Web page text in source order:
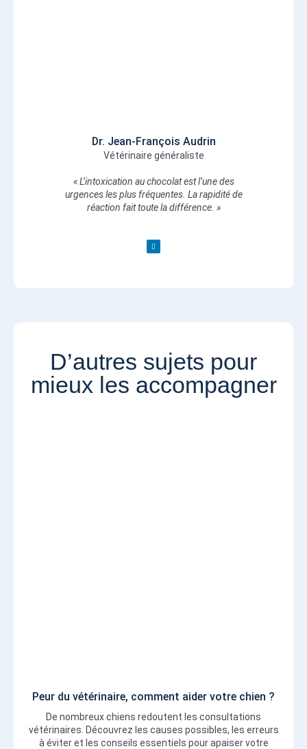
Dr. Jean-François Audrin
Vétérinaire généraliste
« L’intoxication au chocolat est l’une des
urgences les plus fréquentes. La rapidité de
réaction fait toute la différence. »
D’autres sujets pour
mieux les accompagner​​
Peur du vétérinaire, comment aider votre chien ?
De nombreux chiens redoutent les consultations
vétérinaires. Découvrez les causes possibles, les erreurs
à éviter et les conseils essentiels pour apaiser votre